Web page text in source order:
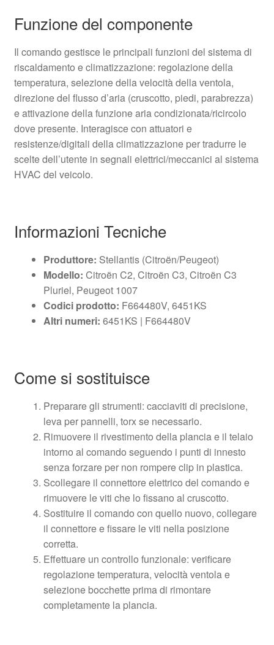
Funzione del componente
Il comando gestisce le principali funzioni del sistema di
riscaldamento e climatizzazione: regolazione della
temperatura, selezione della velocità della ventola,
direzione del flusso d’aria (cruscotto, piedi, parabrezza)
e attivazione della funzione aria condizionata/ricircolo
dove presente. Interagisce con attuatori e
resistenze/digitali della climatizzazione per tradurre le
scelte dell’utente in segnali elettrici/meccanici al sistema
HVAC del veicolo.
Informazioni Tecniche
Produttore: Stellantis (Citroën/Peugeot)
Modello: Citroën C2, Citroën C3, Citroën C3
Pluriel, Peugeot 1007
Codici prodotto: F664480V, 6451KS
Altri numeri: 6451KS | F664480V
Come si sostituisce
Preparare gli strumenti: cacciaviti di precisione,
leva per pannelli, torx se necessario.
Rimuovere il rivestimento della plancia e il telaio
intorno al comando seguendo i punti di innesto
senza forzare per non rompere clip in plastica.
Scollegare il connettore elettrico del comando e
rimuovere le viti che lo fissano al cruscotto.
Sostituire il comando con quello nuovo, collegare
il connettore e fissare le viti nella posizione
corretta.
Effettuare un controllo funzionale: verificare
regolazione temperatura, velocità ventola e
selezione bocchette prima di rimontare
completamente la plancia.